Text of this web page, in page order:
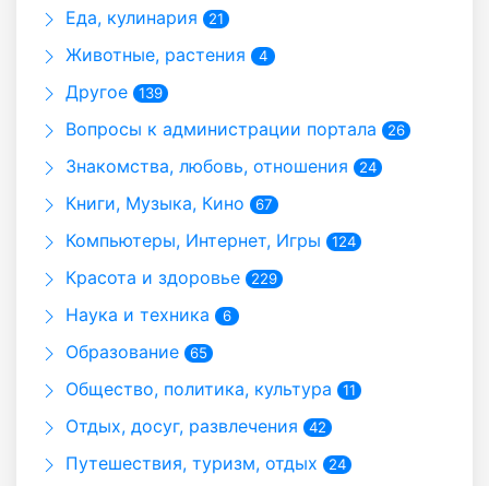
Еда, кулинария 21
Животные, растения 4
Другое 139
Вопросы к администрации портала 26
Знакомства, любовь, отношения 24
Книги, Музыка, Кино 67
Компьютеры, Интернет, Игры 124
Красота и здоровье 229
Наука и техника 6
Образование 65
Общество, политика, культура 11
Отдых, досуг, развлечения 42
Путешествия, туризм, отдых 24